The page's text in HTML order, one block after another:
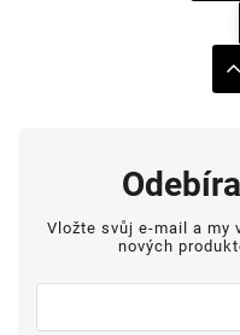
Vložte svůj e-mail a my
nových